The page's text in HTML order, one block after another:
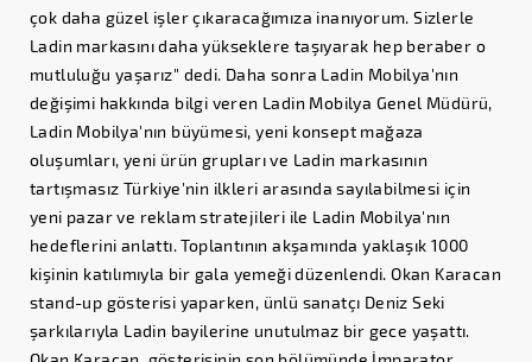
çok daha güzel işler çıkaracağımıza inanıyorum. Sizlerle
Ladin markasını daha yükseklere taşıyarak hep beraber o
mutluluğu yaşarız" dedi. Daha sonra Ladin Mobilya'nın
değişimi hakkında bilgi veren Ladin Mobilya Genel Müdürü,
Ladin Mobilya'nın büyümesi, yeni konsept mağaza
oluşumları, yeni ürün grupları ve Ladin markasının
tartışmasız Türkiye'nin ilkleri arasında sayılabilmesi için
yeni pazar ve reklam stratejileri ile Ladin Mobilya'nın
hedeflerini anlattı. Toplantının akşamında yaklaşık 1000
kişinin katılımıyla bir gala yemeği düzenlendi. Okan Karacan
stand-up gösterisi yaparken, ünlü sanatçı Deniz Seki
şarkılarıyla Ladin bayilerine unutulmaz bir gece yaşattı.